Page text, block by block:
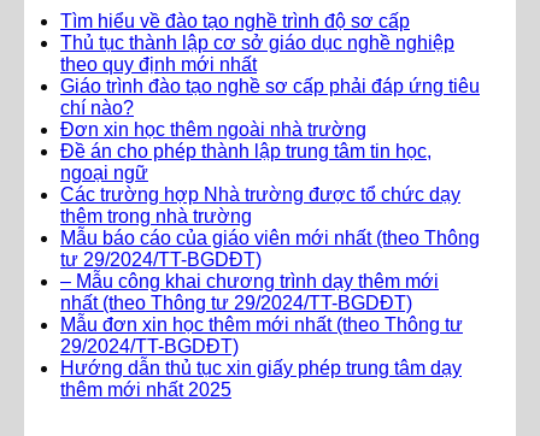
Tìm hiểu về đào tạo nghề trình độ sơ cấp
Thủ tục thành lập cơ sở giáo dục nghề nghiệp
theo quy định mới nhất
Giáo trình đào tạo nghề sơ cấp phải đáp ứng tiêu
chí nào?
Đơn xin học thêm ngoài nhà trường
Đề án cho phép thành lập trung tâm tin học,
ngoại ngữ
Các trường hợp Nhà trường được tổ chức dạy
thêm trong nhà trường
Mẫu báo cáo của giáo viên mới nhất (theo Thông
tư 29/2024/TT-BGDĐT)
– Mẫu công khai chương trình dạy thêm mới
nhất (theo Thông tư 29/2024/TT-BGDĐT)
Mẫu đơn xin học thêm mới nhất (theo Thông tư
29/2024/TT-BGDĐT)
Hướng dẫn thủ tục xin giấy phép trung tâm dạy
thêm mới nhất 2025